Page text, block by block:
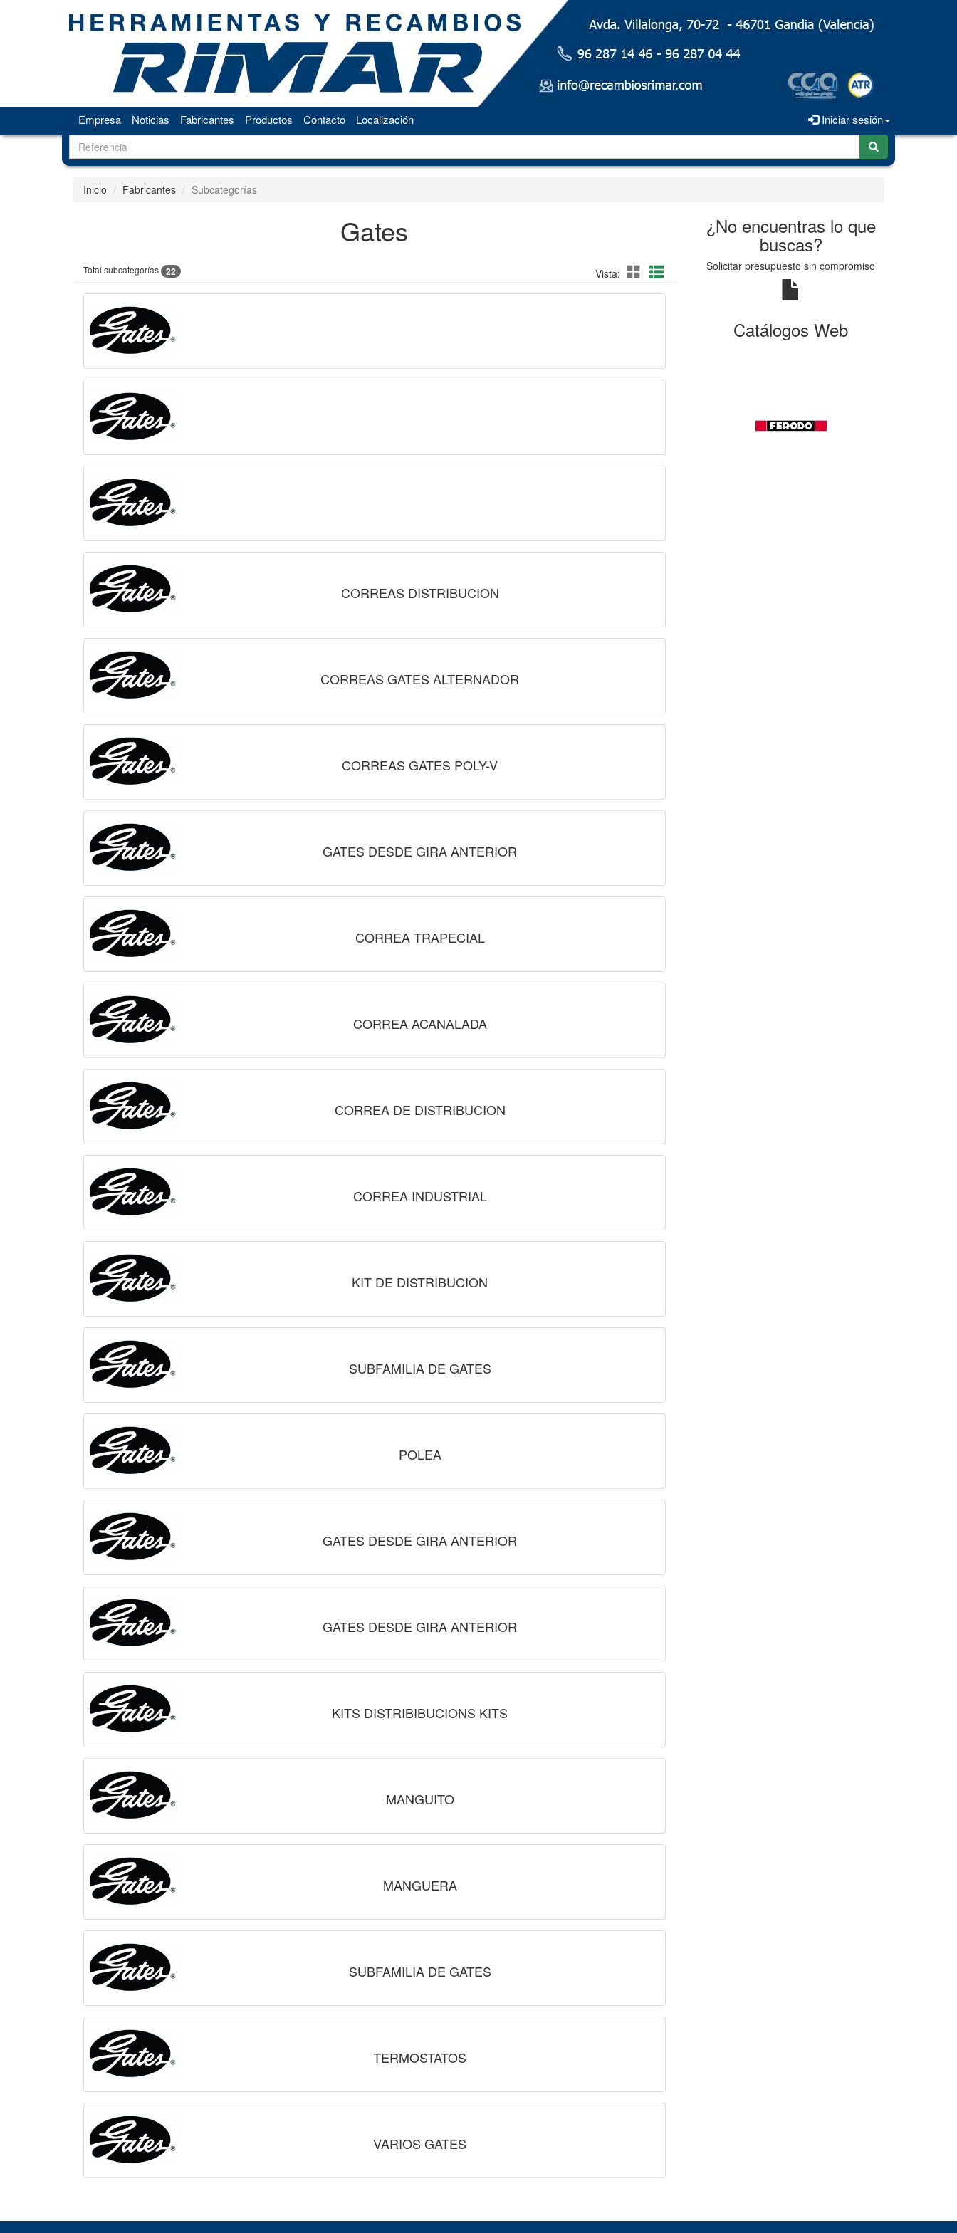
Iniciar sesión
Empresa Noticias Fabricantes Productos Contacto Localización
Inicio Fabricantes Subcategorías
Gates
Total subcategorías 22 Vista:
CORREAS DISTRIBUCION
CORREAS GATES ALTERNADOR
CORREAS GATES POLY-V
GATES DESDE GIRA ANTERIOR
CORREA TRAPECIAL
CORREA ACANALADA
CORREA DE DISTRIBUCION
CORREA INDUSTRIAL
KIT DE DISTRIBUCION
SUBFAMILIA DE GATES
POLEA
GATES DESDE GIRA ANTERIOR
GATES DESDE GIRA ANTERIOR
KITS DISTRIBIBUCIONS KITS
MANGUITO
MANGUERA
SUBFAMILIA DE GATES
TERMOSTATOS
VARIOS GATES
¿No encuentras lo que
buscas?
Solicitar presupuesto sin compromiso
Catálogos Web